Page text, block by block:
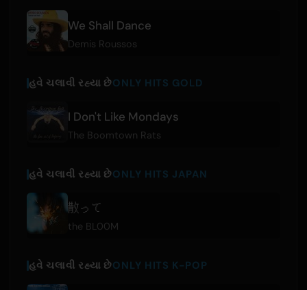
We Shall Dance
Demis Roussos
હવે ચલાવી રહ્યા છેONLY HITS GOLD
I Don't Like Mondays
The Boomtown Rats
હવે ચલાવી રહ્યા છેONLY HITS JAPAN
散って
the BL00M
હવે ચલાવી રહ્યા છેONLY HITS K-POP